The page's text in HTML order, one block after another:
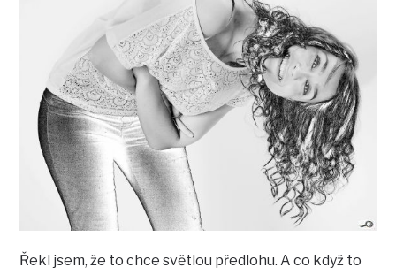
Řekl jsem, že to chce světlou předlohu. A co když to